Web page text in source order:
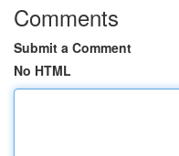
Comments
Submit a Comment
No HTML